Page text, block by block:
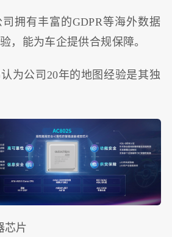
拥有丰富的GDPR等海外数据
，能为车企提供合规保障。
为公司20年的地图经验是其独
芯片